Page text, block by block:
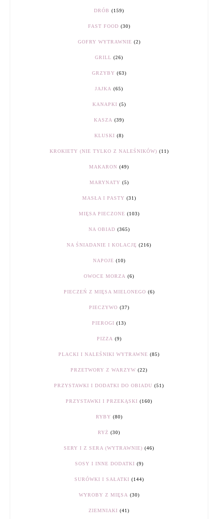
DRÓB (159)
FAST FOOD (30)
GOFRY WYTRAWNIE (2)
GRILL (26)
GRZYBY (63)
JAJKA (65)
KANAPKI (5)
KASZA (39)
KLUSKI (8)
KROKIETY (NIE TYLKO Z NALEŚNIKÓW) (11)
MAKARON (49)
MARYNATY (5)
MASŁA I PASTY (31)
MIĘSA PIECZONE (103)
NA OBIAD (365)
NA ŚNIADANIE I KOLACJĘ (216)
NAPOJE (10)
OWOCE MORZA (6)
PIECZEŃ Z MIĘSA MIELONEGO (6)
PIECZYWO (37)
PIEROGI (13)
PIZZA (9)
PLACKI I NALEŚNIKI WYTRAWNE (85)
PRZETWORY Z WARZYW (22)
PRZYSTAWKI I DODATKI DO OBIADU (51)
PRZYSTAWKI I PRZEKĄSKI (160)
RYBY (80)
RYŻ (30)
SERY I Z SERA (WYTRAWNIE) (46)
SOSY I INNE DODATKI (9)
SURÓWKI I SAŁATKI (144)
WYROBY Z MIĘSA (30)
ZIEMNIAKI (41)